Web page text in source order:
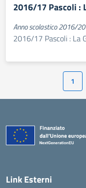
2016/17 Pascoli :
Anno scolastico 2016/
2016/17 Pascoli : La
1
Link Esterni